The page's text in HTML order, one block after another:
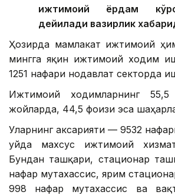
ижтимоий ёрдам
дейилади вазирлик
Ҳозирда мамлакат ижтимоий
мингга яқин ижтимоий ходим
1251 нафари нодавлат секторда
Ижтимоий ходимларнинг
жойларда, 44,5 фоизи эса
Уларнинг аксарияти — 9532
уйда махсус ижтимоий
Бундан ташқари, стационар
нафар мутахассис, ярим
998 нафар мутахассис ва